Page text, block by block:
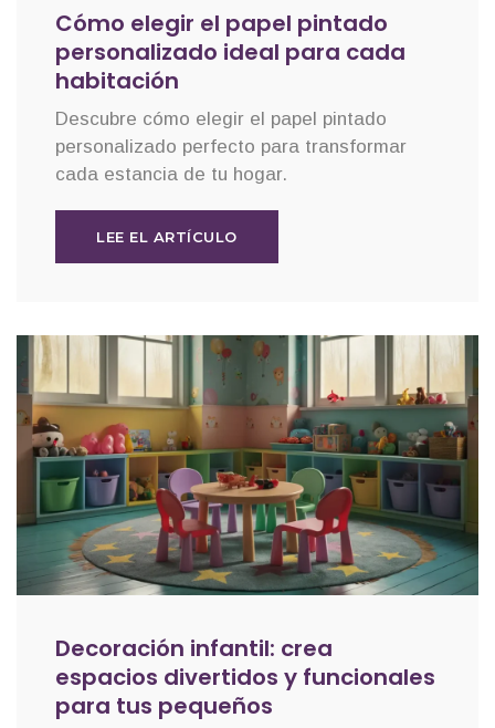
Cómo elegir el papel pintado
personalizado ideal para cada
habitación
Descubre cómo elegir el papel pintado
personalizado perfecto para transformar
cada estancia de tu hogar.
LEE EL ARTÍCULO
Decoración infantil: crea
espacios divertidos y funcionales
para tus pequeños